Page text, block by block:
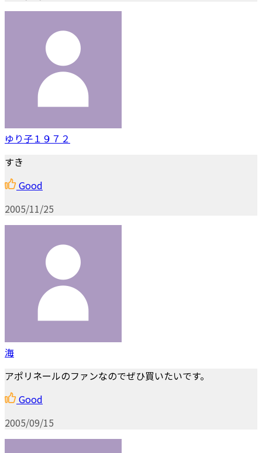
ゆり子１９７２
すき
Good
2005/11/25
海
アポリネールのファンなのでぜひ買いたいです。
Good
2005/09/15